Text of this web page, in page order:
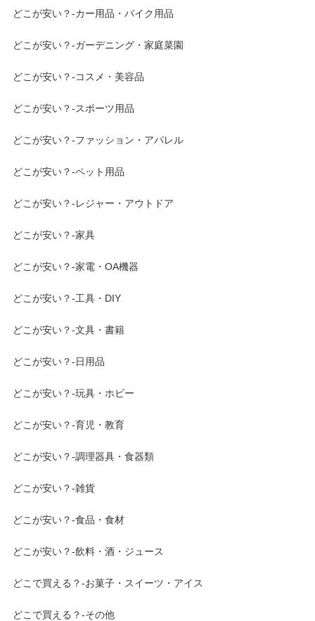
どこが安い？-カー用品・バイク用品
どこが安い？-ガーデニング・家庭菜園
どこが安い？-コスメ・美容品
どこが安い？-スポーツ用品
どこが安い？-ファッション・アパレル
どこが安い？-ペット用品
どこが安い？-レジャー・アウトドア
どこが安い？-家具
どこが安い？-家電・OA機器
どこが安い？-工具・DIY
どこが安い？-文具・書籍
どこが安い？-日用品
どこが安い？-玩具・ホビー
どこが安い？-育児・教育
どこが安い？-調理器具・食器類
どこが安い？-雑貨
どこが安い？-食品・食材
どこが安い？-飲料・酒・ジュース
どこで買える？-お菓子・スイーツ・アイス
どこで買える？-その他